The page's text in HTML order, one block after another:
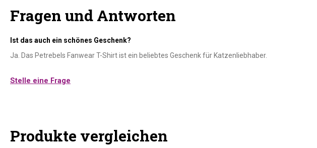
Fragen und Antworten
Ist das auch ein schönes Geschenk?
Ja. Das Petrebels Fanwear T-Shirt ist ein beliebtes Geschenk für Katzenliebhaber.
Stelle eine Frage
Produkte vergleichen